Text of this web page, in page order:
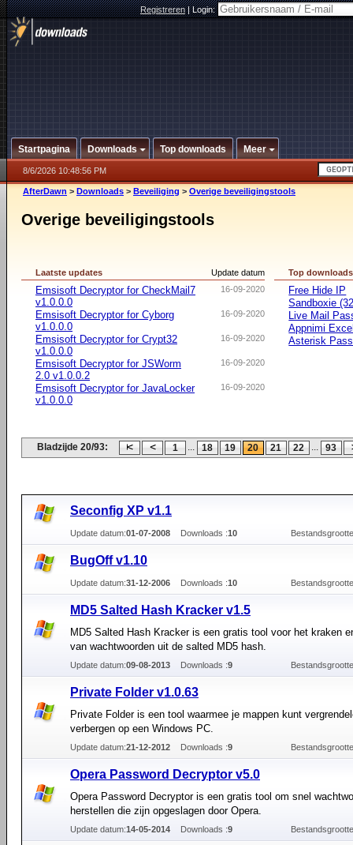
Registreren|Login:
Startpagina Downloads Top downloads Meer
8/6/2026 10:48:56 PM
AfterDawn > Downloads > Beveiliging > Overige beveiligingstools
Overige beveiligingstools
Update datum
Laatste updates
16-09-2020
Emsisoft Decryptor for CheckMail7
v1.0.0.0
16-09-2020
Emsisoft Decryptor for Cyborg
v1.0.0.0
16-09-2020
Emsisoft Decryptor for Crypt32
v1.0.0.0
16-09-2020
Emsisoft Decryptor for JSWorm
2.0 v1.0.0.2
16-09-2020
Emsisoft Decryptor for JavaLocker
v1.0.0.0
Top downloads
Free Hide IP
Sandboxie
Live Mail
Appnimi
Asterisk
Bladzijde 20/93: 1 ... 18 19 20 21 22 ... 93
Seconfig XP v1.1
Update datum:01-07-2008 Downloads :10
BugOff v1.10
Update datum:31-12-2006 Downloads :10
MD5 Salted Hash Kracker v1.5
MD5 Salted Hash Kracker is een gratis tool voor het kraken
van wachtwoorden uit de salted MD5 hash.
Update datum:09-08-2013 Downloads :9
Private Folder v1.0.63
Private Folder is een tool waarmee je mappen kunt
verbergen op een Windows PC.
Update datum:21-12-2012 Downloads :9
Opera Password Decryptor v5.0
Opera Password Decryptor is een gratis tool om snel
herstellen die zijn opgeslagen door Opera.
Update datum:14-05-2014 Downloads :9